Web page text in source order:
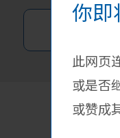
你即
此网页
或是否
或赞成